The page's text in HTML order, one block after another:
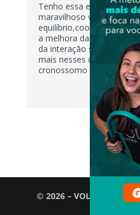
Tenho essa experiência
maravilhoso ver os
equilíbrio,coordenação
a melhora da
da interação
mais nesses queridos que
cronossomo a mais,que
© 2026 – VOLL Pilates